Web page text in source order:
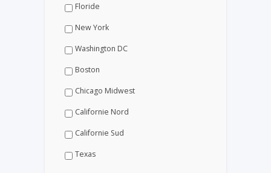
Floride
New York
Washington DC
Boston
Chicago Midwest
Californie Nord
Californie Sud
Texas